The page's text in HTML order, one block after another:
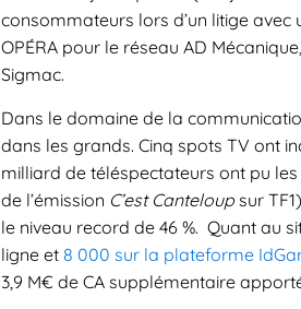
consommateurs lors d’un litige avec
OPÉRA pour le réseau AD
Sigmac.
Dans le domaine de la
dans les grands. Cinq spots TV ont
milliard de téléspectateurs ont pu
de l’émission C’est Canteloup sur
le niveau record de 46 %. Quant au
ligne et 8 000 sur la plateforme
3,9 M€ de CA supplémentaire